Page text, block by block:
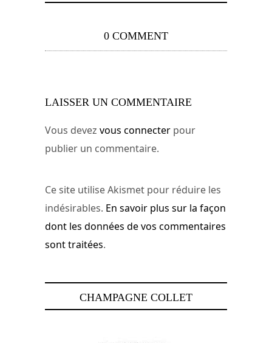
0 COMMENT
LAISSER UN COMMENTAIRE
Vous devez vous connecter pour
publier un commentaire.
Ce site utilise Akismet pour réduire les
indésirables. En savoir plus sur la façon
dont les données de vos commentaires
sont traitées.
CHAMPAGNE COLLET